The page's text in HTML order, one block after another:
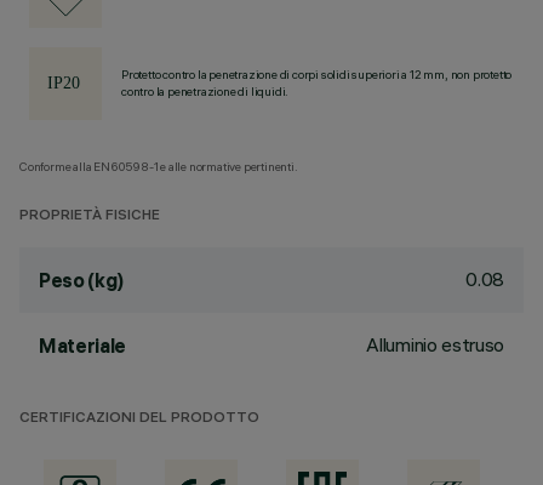
Protetto contro la penetrazione di corpi solidi superiori a 12 mm, non protetto
contro la penetrazione di liquidi.
Conforme alla EN60598-1 e alle normative pertinenti.
PROPRIETÀ FISICHE
Peso (kg) 0.08
Materiale Alluminio estruso
CERTIFICAZIONI DEL PRODOTTO